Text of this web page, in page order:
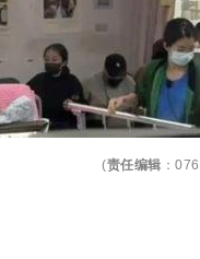
(责任编辑 ：